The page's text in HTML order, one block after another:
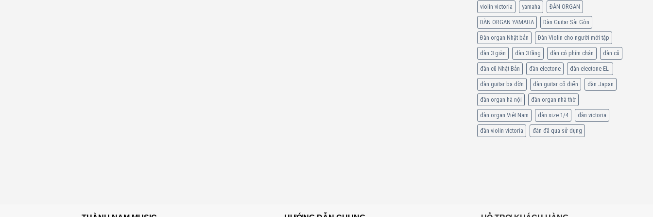
violin victoria yamaha ĐÀN ORGAN
ĐÀN ORGAN YAMAHA Đàn Guitar Sài Gòn
Đàn organ Nhật bản Đàn Violin cho người mới tập
đàn 3 giàn đàn 3 tầng đàn có phím chân đàn cũ
đàn cũ Nhật Bản đàn electone đàn electone EL-
đàn guitar ba đờn đàn guitar cổ điển đàn Japan
đàn organ hà nội đàn organ nhà thờ
đàn organ Việt Nam đàn size 1/4 đàn victoria
đàn violin victoria đàn đã qua sử dụng